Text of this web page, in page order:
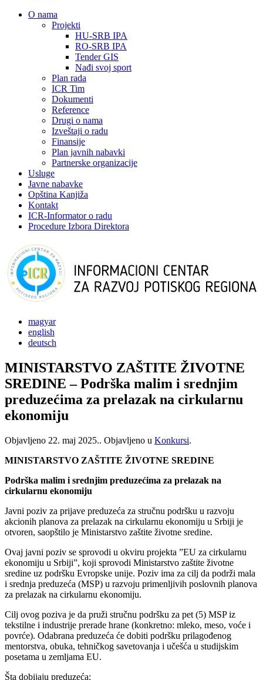
О nama
Projekti
HU-SRB IPA
RO-SRB IPA
Tender GIS
Nađi svoj sport
Plan rada
ICR Tim
Dokumenti
Reference
Drugi o nama
Izveštaji o radu
Finansije
Plan javnih nabavki
Partnerske organizacije
Usluge
Javne nabavke
Opština Kanjiža
Kontakt
ICR-Informator o radu
Procedure Izbora Direktora
magyar
english
deutsch
MINISTARSTVO ZAŠTITE ŽIVOTNE
SREDINE – Podrška malim i srednjim
preduzećima za prelazak na cirkularnu
ekonomiju
Objavljeno 22. maj 2025.. Objavljeno u Konkursi.
MINISTARSTVO ZAŠTITE ŽIVOTNE SREDINE
Podrška malim i srednjim preduzećima za prelazak na
cirkularnu ekonomiju
Javni poziv za prijave preduzeća za stručnu podršku u razvoju
akcionih planova za prelazak na cirkularnu ekonomiju u Srbiji je
otvoren, saopštilo je Ministarstvo zaštite životne sredine.
Ovaj javni poziv se sprovodi u okviru projekta ”EU za cirkularnu
ekonomiju u Srbiji”, koji sprovodi Ministarstvo zaštite životne
sredine uz podršku Evropske unije. Poziv ima za cilj da podrži mala
i srednja preduzeća (MSP) u razvoju primenljivih poslovnih planova
za prelazak na cirkularnu ekonomiju.
Cilj ovog poziva je da pruži stručnu podršku za pet (5) MSP iz
tekstilne i industrije prerade hrane (konkretno: mleko, meso, voće i
povrće). Odabrana preduzeća će dobiti podršku prilagođenog
mentorstva, obuka, tehničkog savetovanja i učešća u studijskim
posetama u zemljama EU.
Šta dobijaju preduzeća: